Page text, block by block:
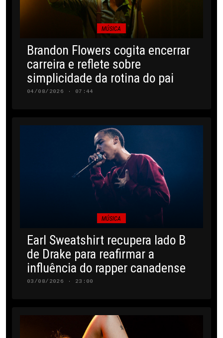
MÚSICA
Brandon Flowers cogita encerrar
carreira e reflete sobre
simplicidade da rotina do pai
04/08/2026 · 07:44
MÚSICA
Earl Sweatshirt recupera lado B
de Drake para reafirmar a
influência do rapper canadense
03/08/2026 · 23:00